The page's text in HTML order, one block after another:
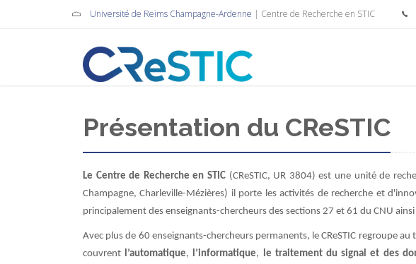
Université de Reims Champagne-Ardenne | Centre de Recherche en STIC
Présentation du CReSTIC
Le Centre de Recherche en STIC (CReSTIC, UR 3804) est une unité de
Champagne, Charleville-Mézières) il porte les activités de recherche et
principalement des enseignants-chercheurs des sections 27 et 61 du CNU
Avec plus de 60 enseignants-chercheurs permanents, le CReSTIC regroupe
couvrent l’automatique, l’informatique, le traitement du signal et des